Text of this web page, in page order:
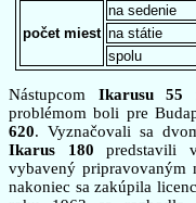
počet miest
na sedenie
na státie
spolu
Nástupcom Ikarusu 55
problémom boli pre
620. Vyznačovali sa
Ikarus 180 predstavili
vybavený pripravovaným
nakoniec sa zakúpila